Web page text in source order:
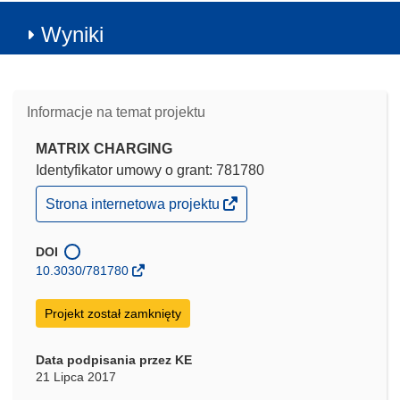
Wyniki
Informacje na temat projektu
MATRIX CHARGING
Identyfikator umowy o grant: 781780
(odnośnik
otworzy
w
nowym
Strona internetowa projektu
DOI
10.3030/781780
Projekt został zamknięty
Data podpisania przez KE
21 Lipca 2017